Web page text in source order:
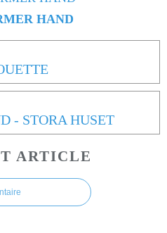
HAND
- STORA HUSET
ARTICLE